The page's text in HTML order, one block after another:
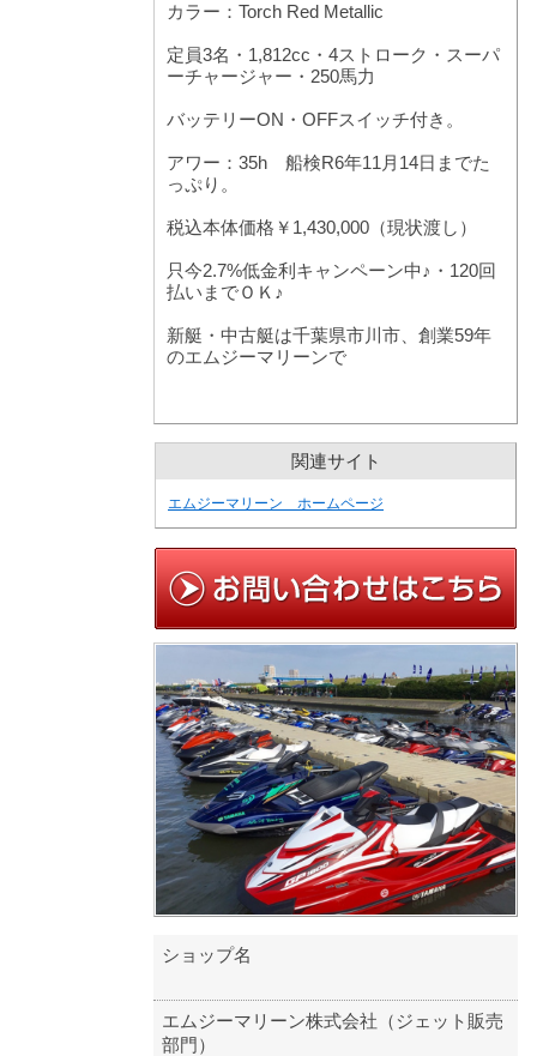
カラー：Torch Red Metallic
定員3名・1,812cc・4ストローク・スーパ
ーチャージャー・250馬力
バッテリーON・OFFスイッチ付き。
アワー：35h 船検R6年11月14日までた
っぷり。
税込本体価格￥1,430,000（現状渡し）
只今2.7%低金利キャンペーン中♪・120回
払いまでＯＫ♪
新艇・中古艇は千葉県市川市、創業59年
のエムジーマリーンで
関連サイト
エムジーマリーン ホームページ
ショップ名
エムジーマリーン株式会社（ジェット販売
部門）